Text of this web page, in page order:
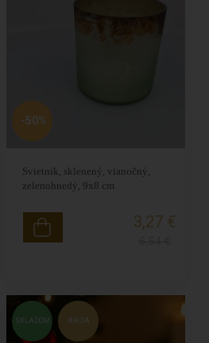
Svietnik, sklenený, vianočný,
zelenohnedý, 9x8 cm
3,27 €
-50%
AKCIA
SKLADOM